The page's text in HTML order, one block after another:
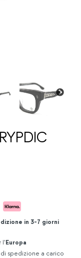
in 3-7 giorni
l'Europa
spedizione a carico